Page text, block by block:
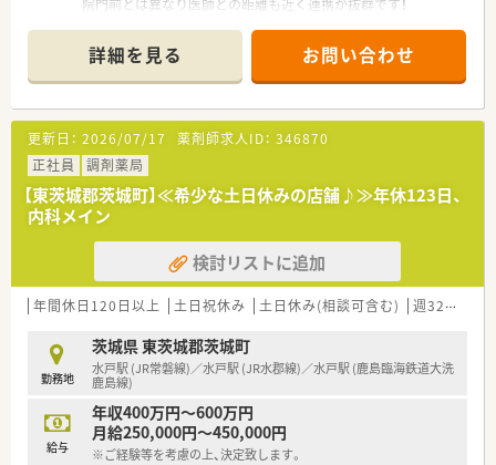
院門前とは異なり医師との距離も近く連携が抜群です！
導入しています。薬剤師の業務負担を減らし、患者様の服薬管
理・指導へより注力できる体制を整えています。過誤の心配が無
い為、安心して勤務ができるメリットもあります。
■年間休日120日以上、有給取得推奨！産休育休から復帰される
方がほとんどで長く勤められる環境です
詳細を見る お問い合わせ
更新日： 2026/07/17 薬剤師求人ID： 346870
正社員
調剤薬局
【東茨城郡茨城町】≪希少な土日休みの店舗♪≫年休123日、
内科メイン
検討リストに追加
年間休日120日以上 土日祝休み 土日休み(相談可含む) 週32h以上
勤務地
茨城県 東茨城郡茨城町
水戸駅 (JR常磐線)／水戸駅 (JR水郡線)／水戸駅 (鹿島臨海鉄道大洗
鹿島線)
給与
年収400万円～600万円
月給250,000円～450,000円
※ご経験等を考慮の上、決定致します。